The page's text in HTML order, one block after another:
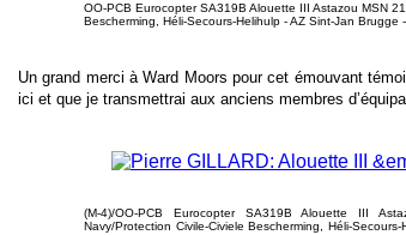
OO-PCB Eurocopter SA319B Alouette III Astazou MSN
Bescherming, Héli-Secours-Helihulp - AZ Sint-Jan Brugge
Un grand merci à Ward Moors pour cet émouvant
ici et que je transmettrai aux anciens membres
(M-4)/OO-PCB Eurocopter SA319B Alouette III
Navy/Protection Civile-Civiele Bescherming, Héli-